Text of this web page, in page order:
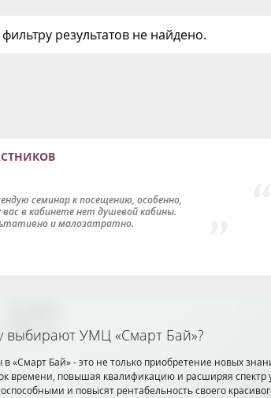
результатов не найдено.
семинар к посещению, особенно,
вас в кабинете нет душевой кабины.
и малозатратно.
выбирают УМЦ «Смарт Бай»?
«Смарт Бай» - это не только приобретение новых
времени, повышая квалификацию и расширяя спектр
и повысят рентабельность своего